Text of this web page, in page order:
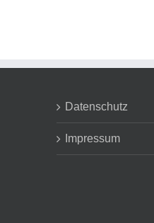
Datenschutz
Impressum